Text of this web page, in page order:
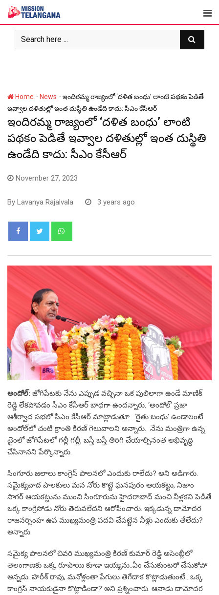
Skip
content
Home - News -ఇందిరమ్మ రాజ్యంలో ‘దళిత బంధు’ లాంటి పథకం పెడితే
ఇవ్వాల దళితుల్లో ఇంత దుస్థితి ఉండేది కాదు: సీఎం కేసీఆర్
ఇందిరమ్మ రాజ్యంలో ‘దళిత బంధు’ లాంటి
పథకం పెడితే ఇవ్వాల దళితుల్లో ఇంత దుస్థితి
ఉండేది కాదు: సీఎం కేసీఆర్
November 27, 2023
By Lavanya Rajalvala 3 years ago
అందోల్: జోగిపేటకు నేను ఎప్పుడ వచ్చినా ఒక పులిలాగా ఉండే మాణిక్
రెడ్డి లేకపోవడం సీఎం కేసీఆర్ బాధగా ఉందన్నారు. ‘అందోల్’ ప్రజా
ఆశీర్వాద సభలో సీఎం కేసీఆర్ మాట్లాడుతూ.. ‘రైతు బంధు’ ఉండాలంటే
అందోల్‌లో చంటి క్రాంతి కిరణ్ గెలువాలని అన్నారు. నేను మంత్రిగా ఉన్న
టైంలో జోగిపేటలో గల్లీ గల్లీ, బస్తీ బస్తీ తిరిగి చేయాల్సినంత అభివృద్ధి
చేసినానని పేర్కొన్నారు.
సింగూరు జలాలు కాంగ్రెస్ పాలనలో ఎందుకు రాలేదు? అని అడిగారు.
సమైక్యవాద పాలకులు మన నోరు కొట్టి ఘనపురం ఆయకట్టు, నిజాం
సాగర్ ఆయకట్టును ముంచి సింగూరును హైదరాబాద్ మంచి నీళ్లకని పెడితే
ఒక్క కాంగ్రెసోడు నోరు తెరువలేదని ఆరోపించారు. ఇక్కడున్న దామోదర
రాజనర్సింహ ఉప ముఖ్యమంత్రి పదవి చేపట్టిన నీళ్లు ఎందుకు తేలేదు?
అన్నారు.
సమైక్య పాలనలో చివరి ముఖ్యమంత్రి కిరణ్ కుమార్ రెడ్డి అసెంబ్లీలో
తెలంగాణకు ఒక్క రూపాయి కూడా ఇయ్యను..ఏం చేసుకుంటరో చేసుకోపో
అన్నడు. హరీశ్ రావు, మనోళ్లంతా పేగులు తెగేదాక కొట్లాడుతుంటే.. ఒక్క
కాంగ్రెస్ నాయకుడైనా కొట్లాడిండా? అని ప్రశ్నించారు. ఆనాడు దామోదర